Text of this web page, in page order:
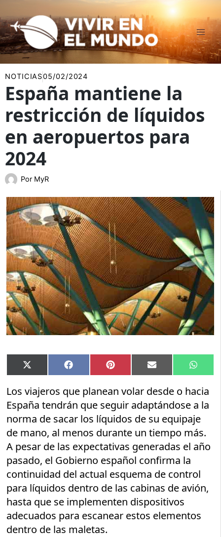
al
contenido
NOTICIAS05/02/2024
España mantiene la
restricción de líquidos
en aeropuertos para
2024
Por MyR
Compartir
en
X
(Twitter)
Compartir
en
Facebook Compartir
en
Pinterest Compartir
en
Email
en
Los viajeros que planean volar desde o hacia
España tendrán que seguir adaptándose a la
norma de sacar los líquidos de su equipaje
de mano, al menos durante un tiempo más.
A pesar de las expectativas generadas el año
pasado, el Gobierno español confirma la
continuidad del actual esquema de control
para líquidos dentro de las cabinas de avión,
hasta que se implementen dispositivos
adecuados para escanear estos elementos
dentro de las maletas.